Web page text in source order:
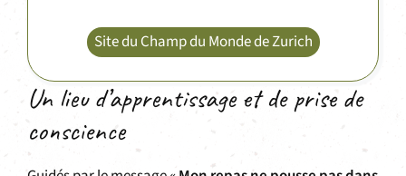
Site du Champ du Monde de Zurich
Un lieu d’apprentissage et de prise de
conscience